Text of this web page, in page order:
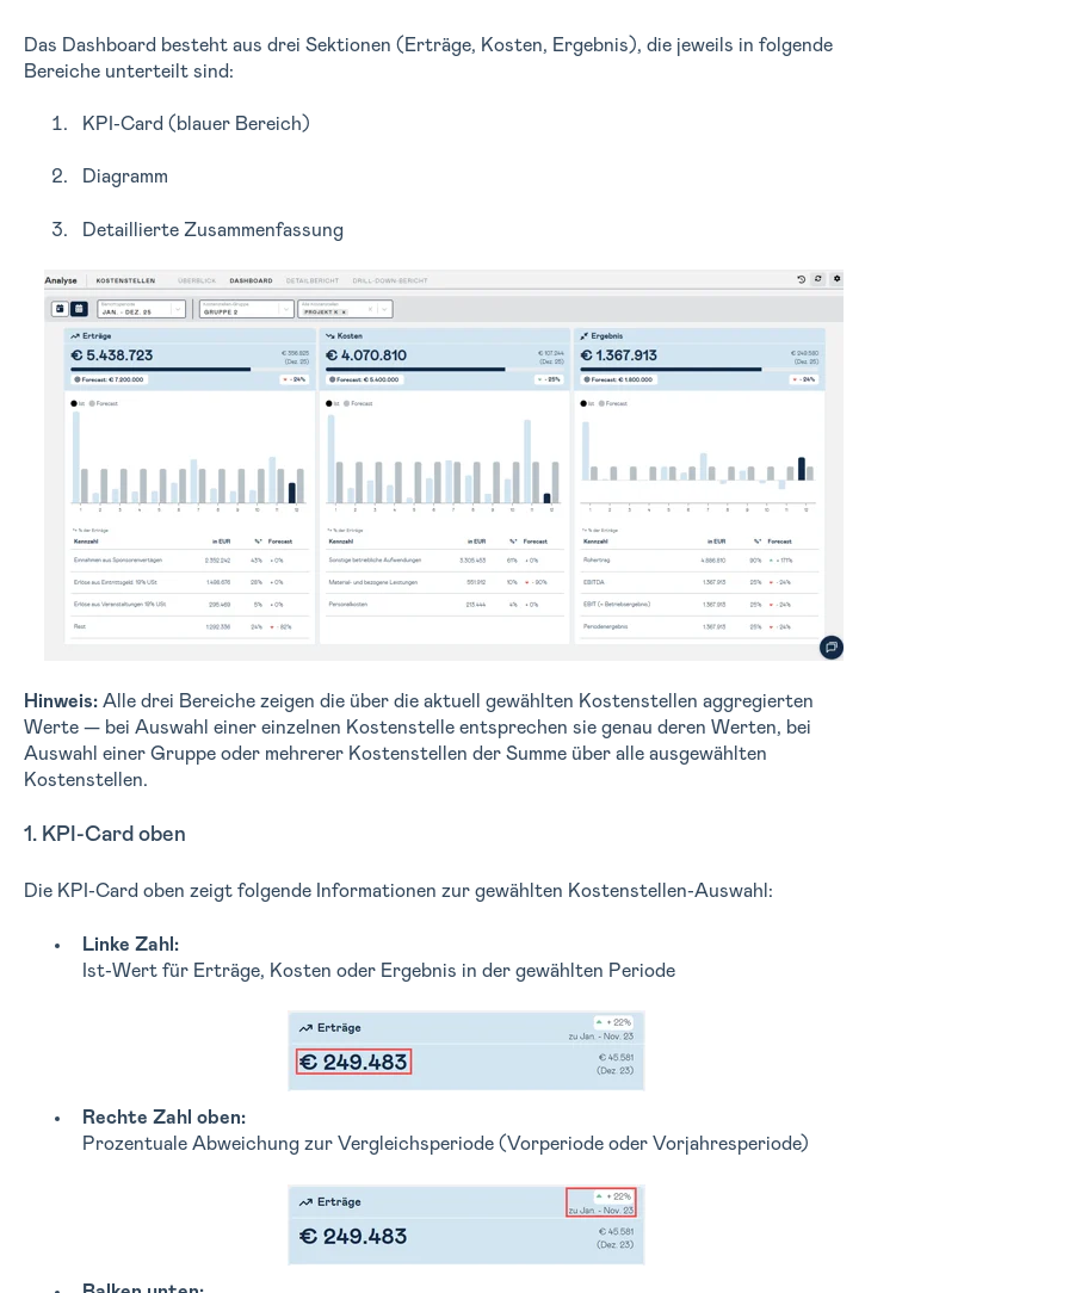
Das Dashboard besteht aus drei Sektionen (Erträge, Kosten, Ergebnis), die jeweils in folgende
Bereiche unterteilt sind:
KPI-Card (blauer Bereich)
Diagramm
Detaillierte Zusammenfassung
Hinweis:Alle drei Bereiche zeigen die über die aktuell gewählten Kostenstellen aggregierten
Werte — bei Auswahl einer einzelnen Kostenstelle entsprechen sie genau deren Werten, bei
Auswahl einer Gruppe oder mehrerer Kostenstellen der Summe über alle ausgewählten
Kostenstellen.
1. KPI-Card oben
Die KPI-Card oben zeigt folgende Informationen zur gewählten Kostenstellen-Auswahl:
Linke Zahl:
Ist-Wert für Erträge, Kosten oder Ergebnis in der gewählten Periode
Rechte Zahl oben:
Prozentuale Abweichung zur Vergleichsperiode (Vorperiode oder Vorjahresperiode)